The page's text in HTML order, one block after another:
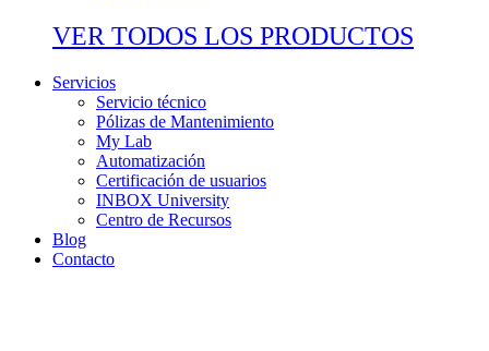
VER TODOS LOS PRODUCTOS
Servicios
Servicio técnico
Pólizas de Mantenimiento
My Lab
Automatización
Certificación de usuarios
INBOX University
Centro de Recursos
Blog
Contacto